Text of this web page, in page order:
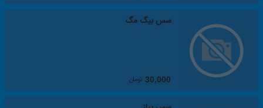
سس بیگ مگ
30,000 تومان